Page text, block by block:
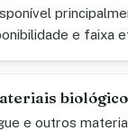
e faixa
e outros